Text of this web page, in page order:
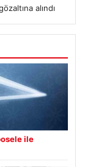
alındı
ile